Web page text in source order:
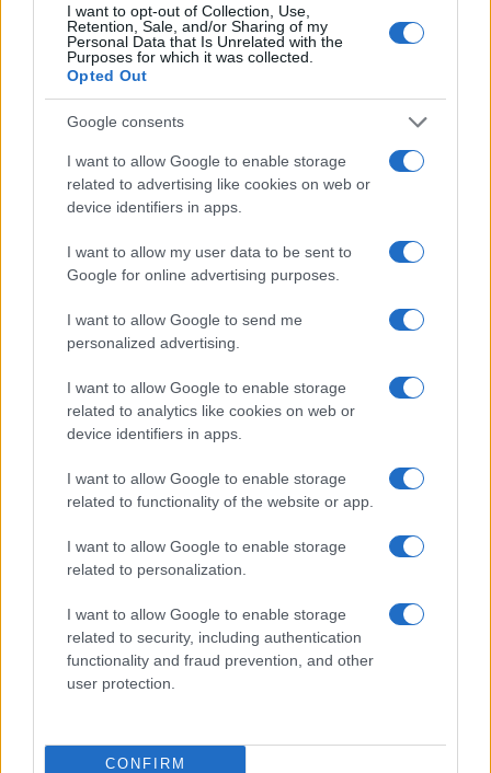
I want to opt-out of Collection, Use,
Retention, Sale, and/or Sharing of my
Personal Data that Is Unrelated with the
Purposes for which it was collected.
Opted Out
Google consents
I want to allow Google to enable storage
related to advertising like cookies on web or
device identifiers in apps.
I want to allow my user data to be sent to
Google for online advertising purposes.
I want to allow Google to send me
personalized advertising.
I want to allow Google to enable storage
related to analytics like cookies on web or
device identifiers in apps.
I want to allow Google to enable storage
related to functionality of the website or app.
I want to allow Google to enable storage
related to personalization.
I want to allow Google to enable storage
related to security, including authentication
functionality and fraud prevention, and other
user protection.
CONFIRM
SpaceX in ascesa: Unipol e Intesa Sanpaolo tra gli investitori
principali
QUOTAZIONI CRYPTO
Eureka Bridged PAX
(PAXG)
Kinza Babylon Staked
$83,270.00
Steakhouse EURCV
Morpho Vault
(STEAKEURCV)
$100,000,000,000,000.00
$0.032